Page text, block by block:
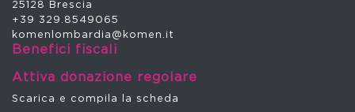
25128 Brescia
+39 329.8549065
komenlombardia@komen.it
Benefici fiscali
Attiva donazione regolare
Scarica e compila la scheda